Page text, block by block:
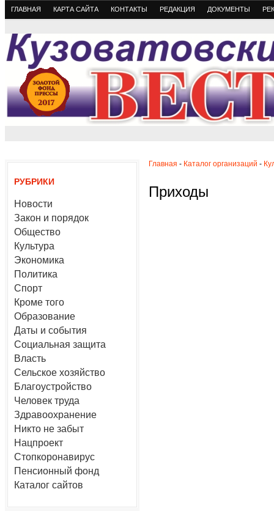
ГЛАВНАЯ КАРТА САЙТА КОНТАКТЫ РЕДАКЦИЯ ДОКУМЕНТЫ
РУБРИКИ
Новости
Закон и порядок
Общество
Культура
Экономика
Политика
Спорт
Кроме того
Образование
Даты и события
Социальная защита
Власть
Сельское хозяйство
Благоустройство
Человек труда
Здравоохранение
Никто не забыт
Нацпроект
Стопкоронавирус
Пенсионный фонд
Каталог сайтов
Главная - Каталог организаций -
Приходы